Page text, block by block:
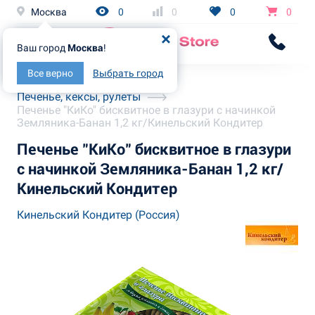
Москва
Ваш город Москва!
Все верно Выбрать город
0 0 0 0
Главная
Каталог
Печенье, кексы, рулеты
Печенье "КиКо" бисквитное в глазури с начинкой
Земляника-Банан 1,2 кг/Кинельский Кондитер
Печенье "КиКо" бисквитное в глазури
с начинкой Земляника-Банан 1,2 кг/
Кинельский Кондитер
Кинельский Кондитер (Россия)